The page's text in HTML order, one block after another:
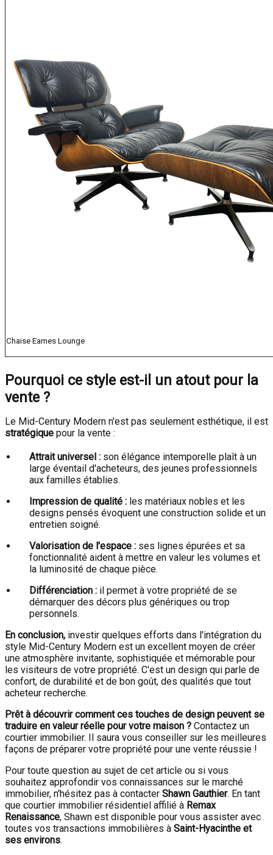
Chaise Eames Lounge
Pourquoi ce style est-il un atout pour la
vente ?
Le Mid-Century Modern n'est pas seulement esthétique, il est
stratégique pour la vente :
Attrait universel : son élégance intemporelle plaît à un
large éventail d'acheteurs, des jeunes professionnels
aux familles établies.
Impression de qualité : les matériaux nobles et les
designs pensés évoquent une construction solide et un
entretien soigné.
Valorisation de l'espace : ses lignes épurées et sa
fonctionnalité aident à mettre en valeur les volumes et
la luminosité de chaque pièce.
Différenciation : il permet à votre propriété de se
démarquer des décors plus génériques ou trop
personnels.
En conclusion, investir quelques efforts dans l'intégration du
style Mid-Century Modern est un excellent moyen de créer
une atmosphère invitante, sophistiquée et mémorable pour
les visiteurs de votre propriété. C'est un design qui parle de
confort, de durabilité et de bon goût, des qualités que tout
acheteur recherche.
Prêt à découvrir comment ces touches de design peuvent se
traduire en valeur réelle pour votre maison ? Contactez un
courtier immobilier. Il saura vous conseiller sur les meilleures
façons de préparer votre propriété pour une vente réussie !
Pour toute question au sujet de cet article ou si vous
souhaitez approfondir vos connaissances sur le marché
immobilier, n'hésitez pas à contacter Shawn Gauthier. En tant
que courtier immobilier résidentiel affilié à Remax
Renaissance, Shawn est disponible pour vous assister avec
toutes vos transactions immobilières à Saint-Hyacinthe et
ses environs.